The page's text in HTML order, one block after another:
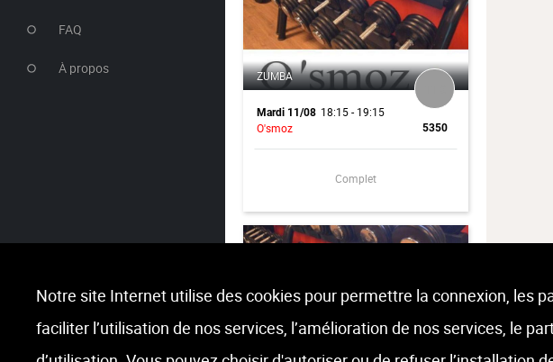
FAQ
À propos ZUMBA
Mardi 11/08 18:15 - 19:15
O'smoz
5350
Complet
11 €
Notre site Internet utilise des cookies pour permettre la connexion, les
faciliter l’utilisation de nos services, l’amélioration de nos services, le